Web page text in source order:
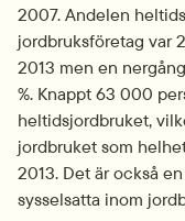
2007. Andelen
jordbruksföretag var
2013 men en
%. Knappt 63 000
heltidsjordbruket,
jordbruket som
2013. Det är också
sysselsatta inom